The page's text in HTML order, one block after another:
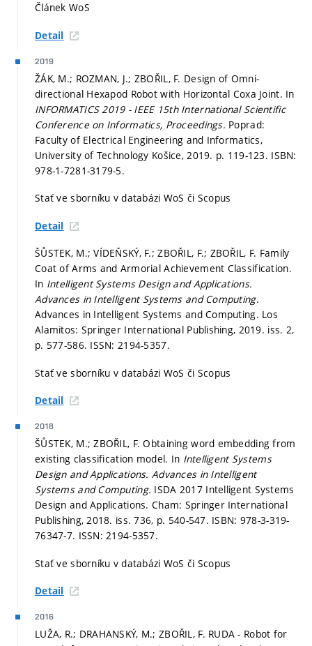
Článek WoS
Detail
2019
ŽÁK, M.; ROZMAN, J.; ZBOŘIL, F. Design of Omni-
directional Hexapod Robot with Horizontal Coxa Joint. In
INFORMATICS 2019 - IEEE 15th International Scientific
Conference on Informatics, Proceedings. Poprad:
Faculty of Electrical Engineering and Informatics,
University of Technology Košice, 2019. p. 119-123. ISBN:
978-1-7281-3179-5.
Stať ve sborníku v databázi WoS či Scopus
Detail
ŠŮSTEK, M.; VÍDEŇSKÝ, F.; ZBOŘIL, F.; ZBOŘIL, F. Family
Coat of Arms and Armorial Achievement Classification.
In Intelligent Systems Design and Applications.
Advances in Intelligent Systems and Computing.
Advances in Intelligent Systems and Computing. Los
Alamitos: Springer International Publishing, 2019. iss. 2,
p. 577-586. ISSN: 2194-5357.
Stať ve sborníku v databázi WoS či Scopus
Detail
2018
ŠŮSTEK, M.; ZBOŘIL, F. Obtaining word embedding from
existing classification model. In Intelligent Systems
Design and Applications. Advances in Intelligent
Systems and Computing. ISDA 2017 Intelligent Systems
Design and Applications. Cham: Springer International
Publishing, 2018. iss. 736, p. 540-547. ISBN: 978-3-319-
76347-7. ISSN: 2194-5357.
Stať ve sborníku v databázi WoS či Scopus
Detail
2016
LUŽA, R.; DRAHANSKÝ, M.; ZBOŘIL, F. RUDA - Robot for